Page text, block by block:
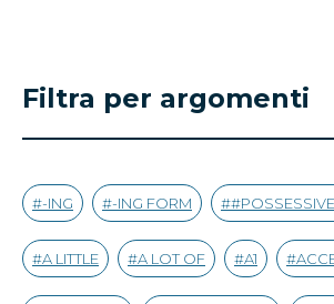
Filtra per argomenti
-ING -ING FORM
A LITTLE A LOT OF A1